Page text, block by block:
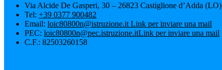
Via Alcide De Gasperi, 30 – 26823 Castiglione d’Adda (LO)
Tel: +39 0377 900482
Email: loic80800n@istruzione.it Link per inviare una mail
PEC: loic80800n@pec.istruzione.itLink per inviare una mail
C.F.: 82503260158